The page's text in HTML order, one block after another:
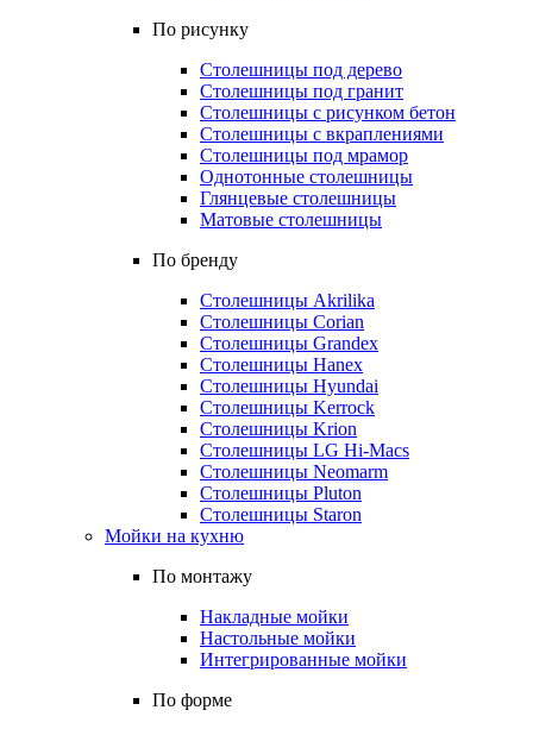
По рисунку
Столешницы под дерево
Столешницы под гранит
Столешницы с рисунком бетон
Столешницы с вкраплениями
Столешницы под мрамор
Однотонные столешницы
Глянцевые столешницы
Матовые столешницы
По бренду
Столешницы Akrilika
Столешницы Corian
Столешницы Grandex
Столешницы Hanex
Столешницы Hyundai
Столешницы Kerrock
Столешницы Krion
Столешницы LG Hi-Macs
Столешницы Neomarm
Столешницы Pluton
Столешницы Staron
Мойки на кухню
По монтажу
Накладные мойки
Настольные мойки
Интегрированные мойки
По форме